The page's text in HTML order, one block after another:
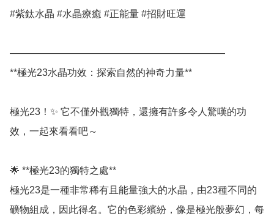
#紫鈦水晶 #水晶療癒 #正能量 #招財旺運
——————————————————————
**極光23水晶功效：探索自然的神奇力量**
極光23！✨ 它不僅外觀獨特，還擁有許多令人驚嘆的功
效，一起來看看吧～
🌟 **極光23的獨特之處**
極光23是一種非常稀有且能量強大的水晶，由23種不同的
礦物組成，因此得名。它的色彩繽紛，像是極光般夢幻，每